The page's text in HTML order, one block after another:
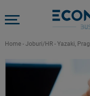
Home - Joburi/HR - Yazaki,